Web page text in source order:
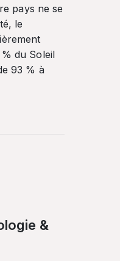
pays ne se
le
du Soleil
93 % à
&